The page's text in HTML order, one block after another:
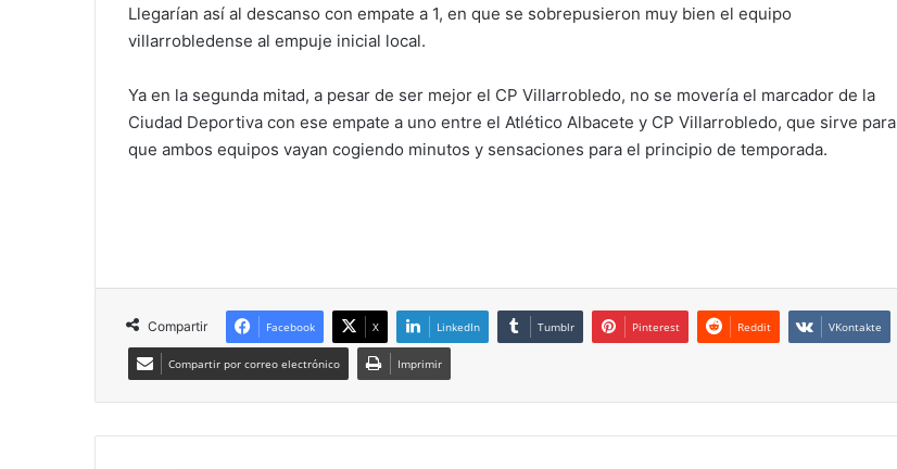
Llegarían así al descanso con empate a 1, en que se sobrepusieron muy bien el equipo
villarrobledense al empuje inicial local.
Ya en la segunda mitad, a pesar de ser mejor el CP Villarrobledo, no se movería el marcador de la
Ciudad Deportiva con ese empate a uno entre el Atlético Albacete y CP Villarrobledo, que sirve para
que ambos equipos vayan cogiendo minutos y sensaciones para el principio de temporada.
Compartir Facebook X LinkedIn Tumblr Pinterest Reddit VKontakte
Compartir por correo electrónico Imprimir